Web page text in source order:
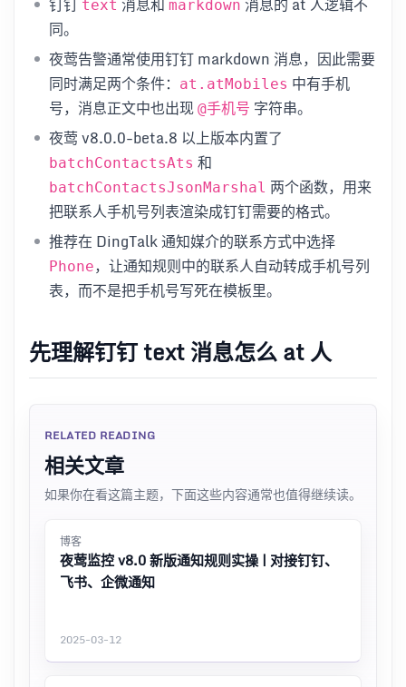
text markdown
同。
夜莺告警通常使用钉钉 markdown 消息，因此需要
同时满足两个条件：
at.atMobiles 中有手机
号，消息正文中也出现 @手机号 字符串。
夜莺 v8.0.0-beta.8 以上版本内置了
batchContactsAts 和
batchContactsJsonMarshal 两个函数，用来
把联系人手机号列表渲染成钉钉需要的格式。
推荐在 DingTalk 通知媒介的联系方式中选择
Phone，让通知规则中的联系人自动转成手机号列
表，而不是把手机号写死在模板里。
先理解钉钉 text 消息怎么 at 人
RELATED READING
相关文章
如果你在看这篇主题，下面这些内容通常也值得继续读。
博客
夜莺监控 v8.0 新版通知规则实操 | 对接钉钉、
飞书、企微通知
2025-03-12